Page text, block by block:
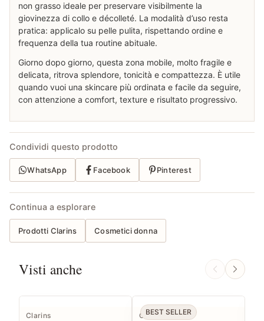
non grasso ideale per preservare visibilmente la
giovinezza di collo e décolleté. La modalità d’uso resta
pratica: applicalo su pelle pulita, rispettando ordine e
frequenza della tua routine abituale.
Giorno dopo giorno, questa zona mobile, molto fragile e
delicata, ritrova splendore, tonicità e compattezza. È utile
quando vuoi una skincare più ordinata e facile da seguire,
con attenzione a comfort, texture e risultato progressivo.
Condividi questo prodotto
WhatsApp Facebook Pinterest
Continua a esplorare
Prodotti Clarins Cosmetici donna
Visti anche
Clarins BEST SELLER
CBN